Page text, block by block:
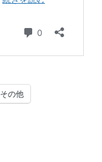
その他